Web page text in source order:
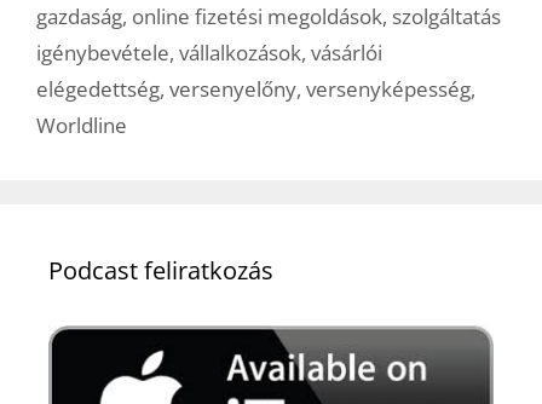
gazdaság, online fizetési megoldások, szolgáltatás
igénybevétele, vállalkozások, vásárlói
elégedettség, versenyelőny, versenyképesség,
Worldline
Podcast feliratkozás